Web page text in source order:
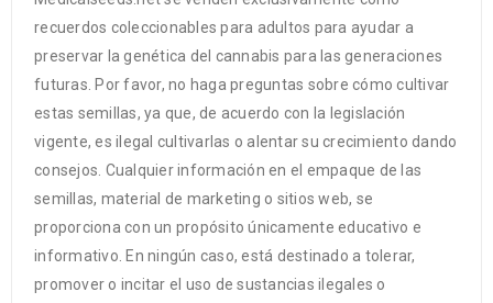
recuerdos coleccionables para adultos para ayudar a
preservar la genética del cannabis para las generaciones
futuras. Por favor, no haga preguntas sobre cómo cultivar
estas semillas, ya que, de acuerdo con la legislación
vigente, es ilegal cultivarlas o alentar su crecimiento dando
consejos. Cualquier información en el empaque de las
semillas, material de marketing o sitios web, se
proporciona con un propósito únicamente educativo e
informativo. En ningún caso, está destinado a tolerar,
promover o incitar el uso de sustancias ilegales o